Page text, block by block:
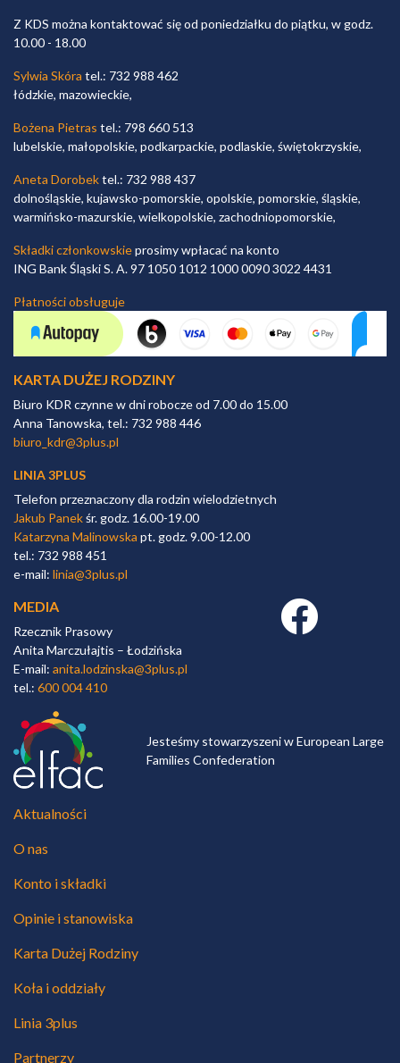
Z KDS można kontaktować się od poniedziałku do piątku, w godz.
10.00 - 18.00
Sylwia Skóra tel.: 732 988 462
łódzkie, mazowieckie,
Bożena Pietras tel.: 798 660 513
lubelskie, małopolskie, podkarpackie, podlaskie, świętokrzyskie,
Aneta Dorobektel.: 732 988 437
dolnośląskie, kujawsko-pomorskie, opolskie, pomorskie, śląskie,
warmińsko-mazurskie, wielkopolskie, zachodniopomorskie,
Składki członkowskieprosimy wpłacać na konto
ING Bank Śląski S. A. 97 1050 1012 1000 0090 3022 4431
Płatności obsługuje
KARTA DUŻEJ RODZINY
Biuro KDR czynne w dni robocze od 7.00 do 15.00
Anna Tanowska, tel.: 732 988 446
biuro_kdr@3plus.pl
LINIA 3PLUS
Telefon przeznaczony dla rodzin wielodzietnych
Jakub Panekśr. godz. 16.00-19.00
Katarzyna Malinowska pt. godz. 9.00-12.00
tel.: 732 988 451
e-mail: linia@3plus.pl
MEDIA
Rzecznik Prasowy
Anita Marczułajtis – Łodzińska
E-mail: anita.lodzinska@3plus.pl
tel.: 600 004 410
Facebook link
Jesteśmy stowarzyszeni w European Large
Families Confederation
Aktualności
O nas
Konto i składki
Opinie i stanowiska
Karta Dużej Rodziny
Koła i oddziały
Linia 3plus
Partnerzy